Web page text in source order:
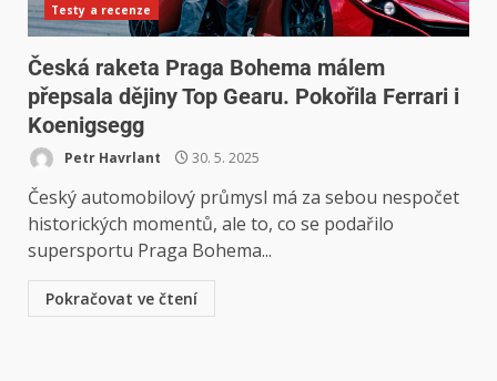
Testy a recenze
Česká raketa Praga Bohema málem
přepsala dějiny Top Gearu. Pokořila Ferrari i
Koenigsegg
Petr Havrlant 30. 5. 2025
Český automobilový průmysl má za sebou nespočet
historických momentů, ale to, co se podařilo
supersportu Praga Bohema...
Pokračovat ve čtení